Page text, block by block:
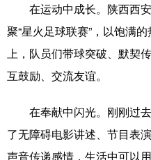
在运动中成长。陕西西安
聚“星火足球联赛”，以饱满
上，队员们带球突破、默契
互鼓励、交流友谊。
在奉献中闪光。刚刚过去
了无障碍电影讲述、节目表
声音传递感情，生活中可以